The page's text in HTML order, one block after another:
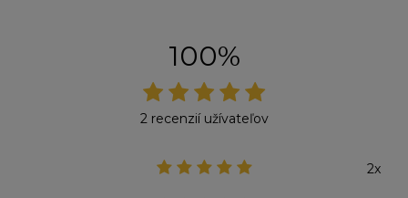
100%
2 recenzií užívateľov
2x